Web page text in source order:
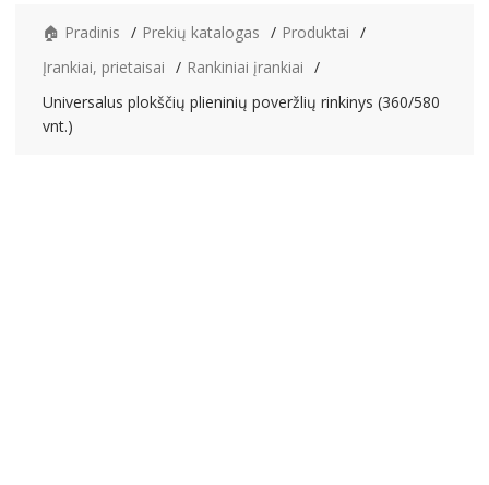
🏠 Pradinis Prekių katalogas
Produktai
Įrankiai, prietaisai
Rankiniai įrankiai
Universalus plokščių plieninių poveržlių rinkinys (360/580
vnt.)